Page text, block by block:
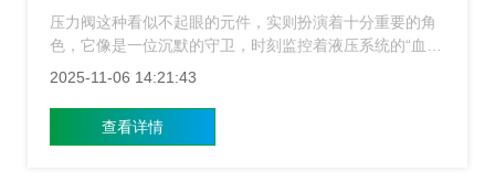
压力阀这种看似不起眼的元件，实则扮演着十分重要的角
色，它像是一位沉默的守卫，时刻监控着液压系统的“血
压”，一旦超过安全阈值，便果断释放压力，防止设备损坏
备集成商而言，他们并不需要大批量采购，而是更倾向
于“零售”方式获取所需的压力阀，那么问题来了：通过哪
2025-11-06 14:21:43
查看详情